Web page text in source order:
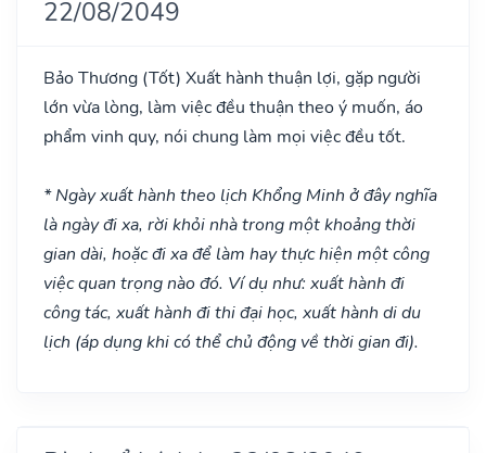
22/08/2049
Bảo Thương (Tốt) Xuất hành thuận lợi, gặp người
lớn vừa lòng, làm việc đều thuận theo ý muốn, áo
phẩm vinh quy, nói chung làm mọi việc đều tốt.
* Ngày xuất hành theo lịch Khổng Minh ở đây nghĩa
là ngày đi xa, rời khỏi nhà trong một khoảng thời
gian dài, hoặc đi xa để làm hay thực hiện một công
việc quan trọng nào đó. Ví dụ như: xuất hành đi
công tác, xuất hành đi thi đại học, xuất hành di du
lịch (áp dụng khi có thể chủ động về thời gian đi).